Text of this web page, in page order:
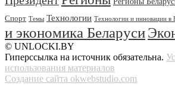
Спорт Темы Технологии Технологии и инновации в
и экономика Беларуси
© UNLOCKI.BY
Гиперссылка на источник обязательна.
использования материалов
Создание сайта okwebstudio.com